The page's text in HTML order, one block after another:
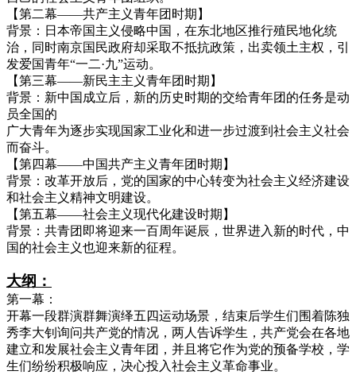
【第二幕——共产主义青年团时期】
背景： 日本帝国主义侵略中国 ， 在东北地区推行殖民地化统
治，
同时南京国民政府却采取不抵抗政策 ， 出卖领土主权，引
发爱国青年“一二·九”运动。
【第三幕——新民主主义青年团时期】
背景：新中国成立后，新的历史时期的交给青年团的任务是动
员全国的
广大青年为逐步实现国家工业化和进一步过渡到社会主义社会
而奋斗。
【第四幕——中国共产主义青年团时期】
背景：改革开放后，党的国家的中心转变为社会主义经济建设
和社会主义精神文明建设。
【第五幕——社会主义现代化建设时期】
背景：共青团即将迎来一百周年诞辰，世界进入新的时代，中
国的社会主义也迎来新的征程。
大纲：
第一幕：
开幕一段群演群舞演绎五四运动场景，结束后学生们围着陈独
秀李大钊询问共产党的情况，两人告诉学生，共产党会在各地
建立和发展社会主义青年团，并且将它作为党的预备学校 ， 学
生们纷纷积极响应，决心投入社会主义革命事业。